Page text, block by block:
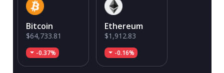
Bitcoin
$64,733.81
-0.37%
Ethereum
$1,912.83
-0.16%